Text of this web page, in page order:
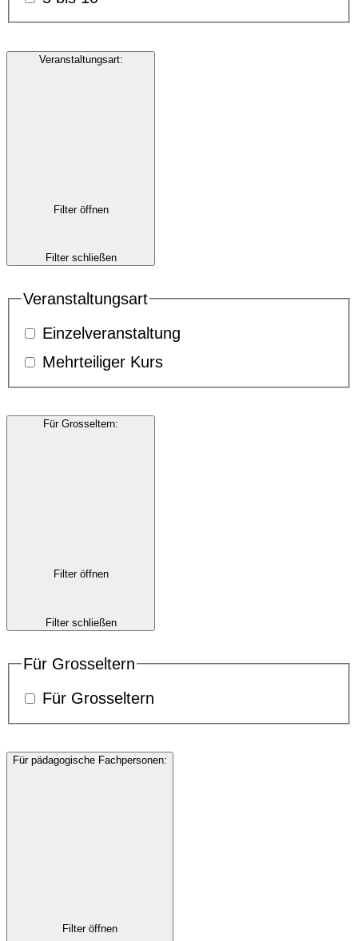
Veranstaltungsart:
Filter öffnen
Filter schließen
Veranstaltungsart
Einzelveranstaltung
Mehrteiliger Kurs
Für Grosseltern:
Filter öffnen
Filter schließen
Für Grosseltern
Für Grosseltern
Für pädagogische Fachpersonen:
Filter öffnen